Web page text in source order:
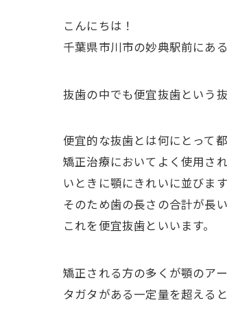
こんにちは！
千葉県市川市の妙典駅前にあ
抜歯の中でも便宜抜歯という
便宜的な抜歯とは何にとって
矯正治療においてよく使用さ
いときに顎にきれいに並びます
そのため歯の長さの合計が長
これを便宜抜歯といいます。
矯正される方の多くが顎のア
タガタがある一定量を超える